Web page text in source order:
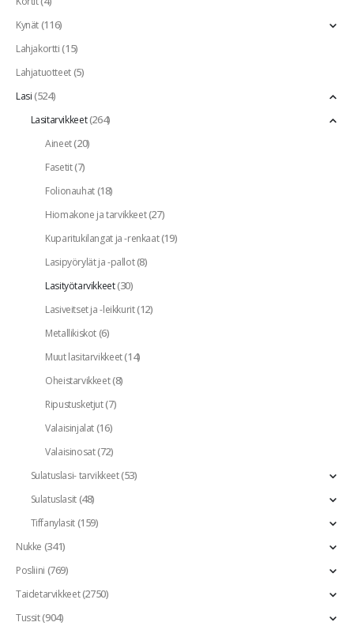
Kynät(116)
Lahjakortti(15)
Lahjatuotteet(5)
Lasi(524)
Lasitarvikkeet(264)
Aineet(20)
Fasetit(7)
Folionauhat(18)
Hiomakone ja tarvikkeet(27)
Kuparitukilangat ja -renkaat(19)
Lasipyörylät ja -pallot(8)
Lasityötarvikkeet(30)
Lasiveitset ja -leikkurit(12)
Metallikiskot(6)
Muut lasitarvikkeet(14)
Oheistarvikkeet(8)
Ripustusketjut(7)
Valaisinjalat(16)
Valaisinosat(72)
Sulatuslasi- tarvikkeet(53)
Sulatuslasit(48)
Tiffanylasit(159)
Nukke (341)
Posliini (769)
Taidetarvikkeet(2750)
Tussit(904)